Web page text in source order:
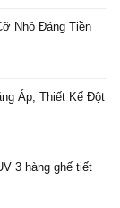
Nhỏ Đáng Tiền
Áp, Thiết Kế Đột
3 hàng ghế tiết